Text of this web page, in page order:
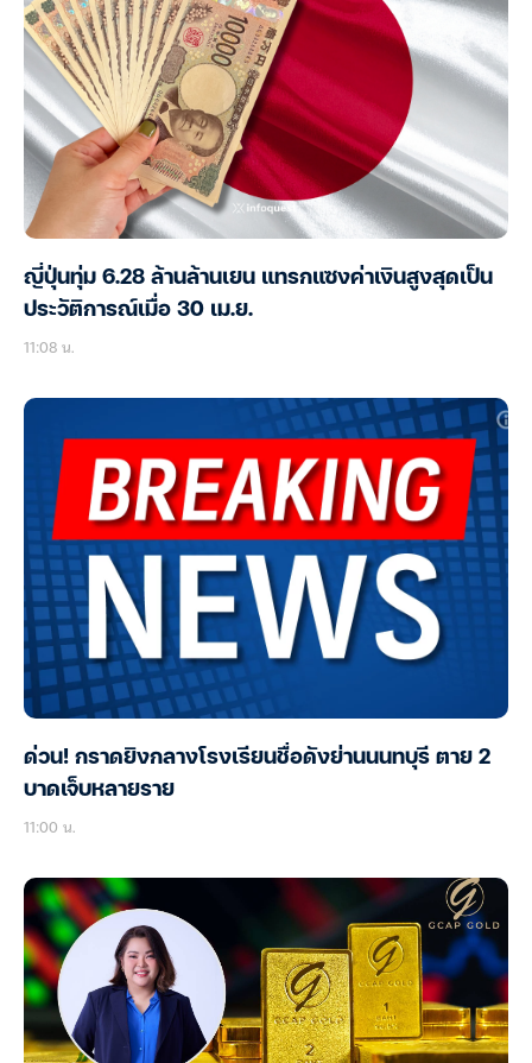
ญี่ปุ่นทุ่ม 6.28 ล้านล้านเยน แทรกแซงค่าเงินสูงสุดเป็น
ประวัติการณ์เมื่อ 30 เม.ย.
11:08 น.
ด่วน! กราดยิงกลางโรงเรียนชื่อดังย่านนนทบุรี ตาย 2
บาดเจ็บหลายราย
11:00 น.